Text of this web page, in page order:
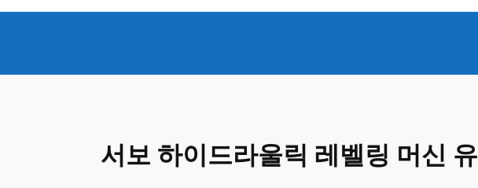
서보 하이드라울릭 레벨링 머신